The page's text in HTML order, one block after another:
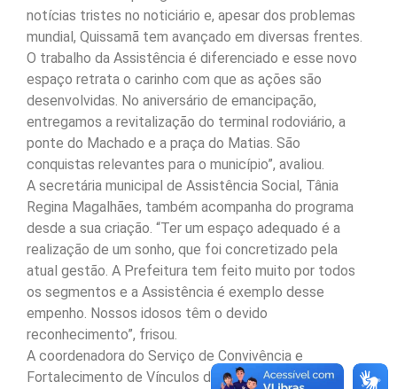
notícias tristes no noticiário e, apesar dos problemas
mundial, Quissamã tem avançado em diversas frentes.
O trabalho da Assistência é diferenciado e esse novo
espaço retrata o carinho com que as ações são
desenvolvidas. No aniversário de emancipação,
entregamos a revitalização do terminal rodoviário, a
ponte do Machado e a praça do Matias. São
conquistas relevantes para o município”, avaliou.
A secretária municipal de Assistência Social, Tânia
Regina Magalhães, também acompanha do programa
desde a sua criação. “Ter um espaço adequado é a
realização de um sonho, que foi concretizado pela
atual gestão. A Prefeitura tem feito muito por todos
os segmentos e a Assistência é exemplo desse
empenho. Nossos idosos têm o devido
reconhecimento”, frisou.
A coordenadora do Serviço de Convivência e
Fortalecimento de Vínculos dos Idosos, Madalena